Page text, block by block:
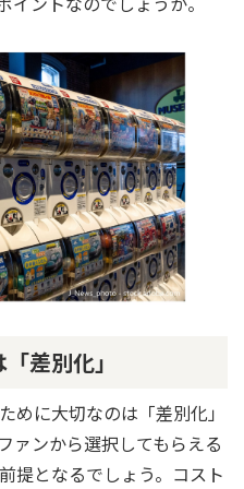
差別化」
めに大切なのは「差別化」
ァンから選択してもらえる
提となるでしょう。コスト